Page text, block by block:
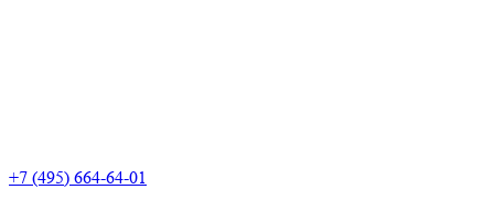
+7 (495) 664-64-01